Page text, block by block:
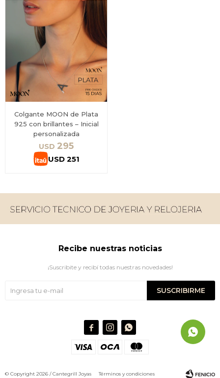
Colgante MOON de Plata
925 con brillantes – Inicial
personalizada
USD 295
USD 251
Recibe nuestras noticias
¡Suscribite y recibí todas nuestras novedades!
SUSCRIBIRME
  
© Copyright 2026 / Cantegrill JoyasTérminos y condiciones